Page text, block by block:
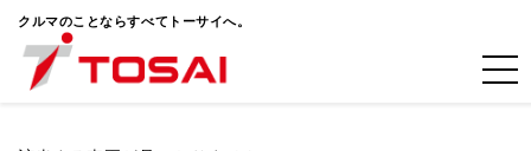
クルマのことならすべてトーサイへ。